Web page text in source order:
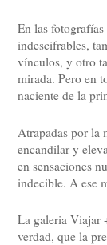
En las
indescifrables,
vínculos, y otro
mirada. Pero en
naciente de la
Atrapadas por la
encandilar y
en sensaciones
indecible. A ese
La galeria Viajar
verdad, que la